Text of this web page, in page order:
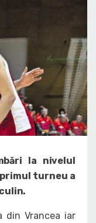
la nivelul
turneu a
din Vrancea iar